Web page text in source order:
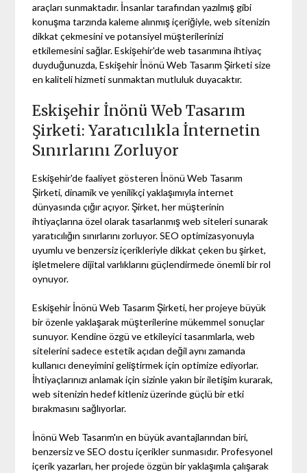
araçları sunmaktadır. İnsanlar tarafından yazılmış gibi
konuşma tarzında kaleme alınmış içeriğiyle, web sitenizin
dikkat çekmesini ve potansiyel müşterilerinizi
etkilemesini sağlar. Eskişehir'de web tasarımına ihtiyaç
duyduğunuzda, Eskişehir İnönü Web Tasarım Şirketi size
en kaliteli hizmeti sunmaktan mutluluk duyacaktır.
Eskişehir İnönü Web Tasarım
Şirketi: Yaratıcılıkla İnternetin
Sınırlarını Zorluyor
Eskişehir'de faaliyet gösteren İnönü Web Tasarım
Şirketi, dinamik ve yenilikçi yaklaşımıyla internet
dünyasında çığır açıyor. Şirket, her müşterinin
ihtiyaçlarına özel olarak tasarlanmış web siteleri sunarak
yaratıcılığın sınırlarını zorluyor. SEO optimizasyonuyla
uyumlu ve benzersiz içerikleriyle dikkat çeken bu şirket,
işletmelere dijital varlıklarını güçlendirmede önemli bir rol
oynuyor.
Eskişehir İnönü Web Tasarım Şirketi, her projeye büyük
bir özenle yaklaşarak müşterilerine mükemmel sonuçlar
sunuyor. Kendine özgü ve etkileyici tasarımlarla, web
sitelerini sadece estetik açıdan değil aynı zamanda
kullanıcı deneyimini geliştirmek için optimize ediyorlar.
İhtiyaçlarınızı anlamak için sizinle yakın bir iletişim kurarak,
web sitenizin hedef kitleniz üzerinde güçlü bir etki
bırakmasını sağlıyorlar.
İnönü Web Tasarım'ın en büyük avantajlarından biri,
benzersiz ve SEO dostu içerikler sunmasıdır. Profesyonel
içerik yazarları, her projede özgün bir yaklaşımla çalışarak